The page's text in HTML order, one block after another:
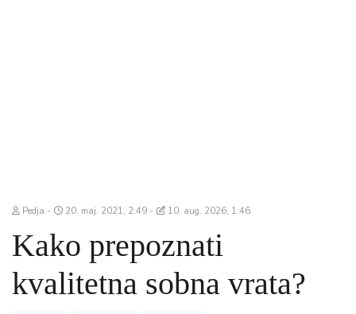
Pedja 20. maj. 2021, 2:49 10. aug. 2026, 1:46
Kako prepoznati
kvalitetna sobna vrata?